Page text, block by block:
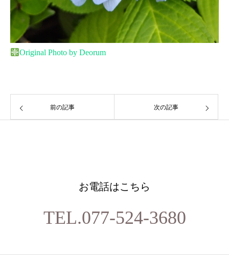
Original Photo by Deorum
前の記事 次の記事
お電話はこちら
TEL.077-524-3680